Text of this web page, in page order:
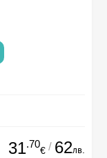
31.70
€ / 62лв.